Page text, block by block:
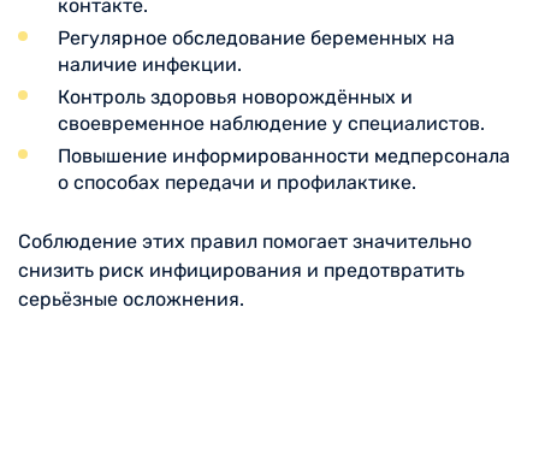
контакте.
Регулярное обследование беременных на
наличие инфекции.
Контроль здоровья новорождённых и
своевременное наблюдение у специалистов.
Повышение информированности медперсонала
о способах передачи и профилактике.
Соблюдение этих правил помогает значительно
снизить риск инфицирования и предотвратить
серьёзные осложнения.